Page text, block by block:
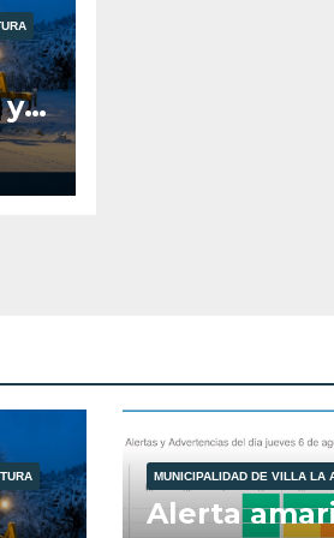
y
MUNICIPALIDAD DE VILLA LA
Alerta